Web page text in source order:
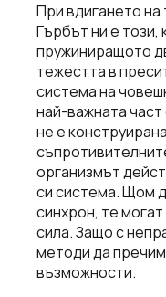
При вдигането на
Гърбът ни е този,
пружиниращото
тежестта в
система на
най-важната част
не е
организмът
си система. Щом
синхрон, те
сила. Защо с
методи да
възможности.